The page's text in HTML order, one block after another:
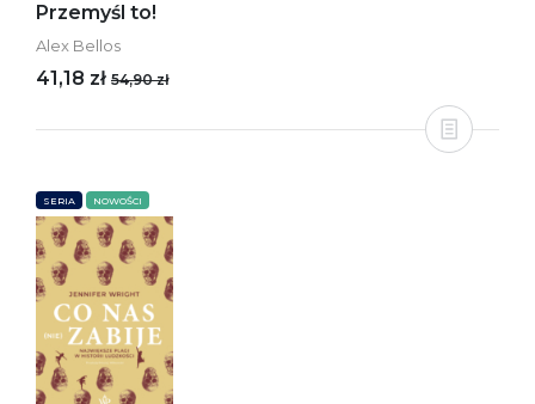
Przemyśl to!
Alex Bellos
41,18 zł 54,90 zł
SERIA NOWOŚCI